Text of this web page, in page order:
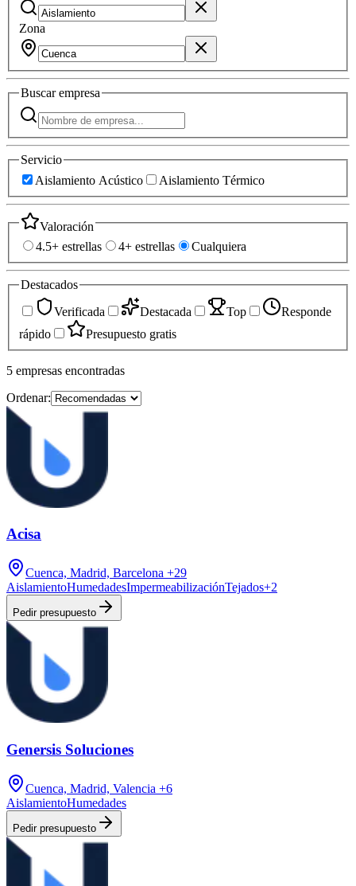
Zona
Buscarempresa
Servicio
Aislamiento Acústico
Aislamiento Térmico
Valoración
4.5+ estrellas
4+ estrellas Cualquiera
Destacados
Verificada
Destacada Top
Responde
rápido
Presupuesto gratis
5 empresas encontradas
Ordenar:
Acisa
Cuenca, Madrid, Barcelona +29
AislamientoHumedadesImpermeabilizaciónTejados+2
Pedir presupuesto
Genersis Soluciones
Cuenca, Madrid, Valencia +6
AislamientoHumedades
Pedir presupuesto